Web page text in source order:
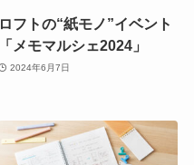
ロフトの“紙モノ”イベント
「メモマルシェ2024」
2024年6月7日